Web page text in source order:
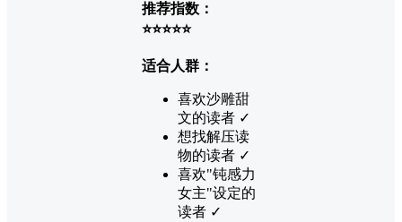
推荐指数：
⭐⭐⭐⭐⭐
适合人群：
喜欢沙雕甜
文的读者 ✓
想找解压读
物的读者 ✓
喜欢"钝感力
女主"设定的
读者 ✓